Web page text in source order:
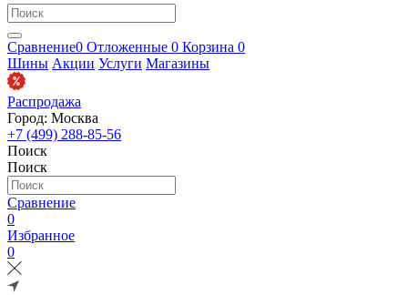
Сравнение0 Отложенные 0 Корзина 0
Шины Акции Услуги Магазины
Распродажа
Город: Москва
+7 (499) 288-85-56
Поиск
Поиск
Сравнение
0
Избранное
0